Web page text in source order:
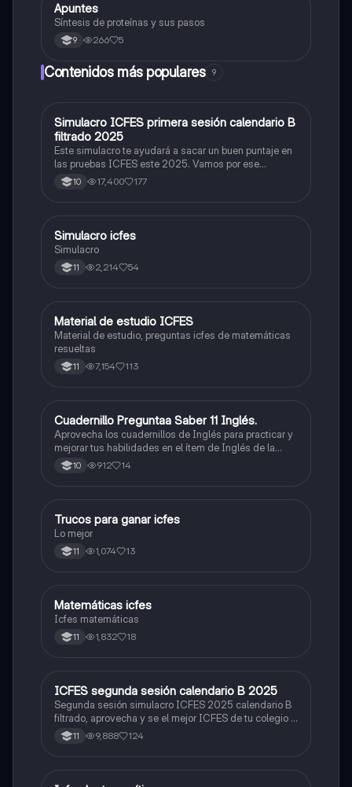
Biologia
Apuntes
Síntesis de proteínas y sus pasos
9 266 5
Contenidos más populares 9
ICFES: Matemáticas
Simulacro ICFES primera sesión calendario B
filtrado 2025
Este simulacro te ayudará a sacar un buen puntaje en
las pruebas ICFES este 2025. Vamos por ese
500/500. Y poder ser admitido en la universidad que
quieras, estudiar la carrera que quieres y no la que te
10 17,400 177
ICFES: Lectura Crítica
Simulacro icfes
Simulacro
11 2,214 54
ICFES: Matemáticas
Material de estudio ICFES
Material de estudio, preguntas icfes de matemáticas
resueltas
11 7,154 113
ICFES: Inglés
Cuadernillo Preguntaa Saber 11 Inglés.
Aprovecha los cuadernillos de Inglés para practicar y
mejorar tus habilidades en el ítem de Inglés de la
Prueba Saber 11. 🫡
10 912 14
Química
Trucos para ganar icfes
Lo mejor
11 1,074 13
ICFES: Matemáticas
Matemáticas icfes
Icfes matemáticas
11 1,832 18
ICFES: Lectura Crítica
ICFES segunda sesión calendario B 2025
Segunda sesión simulacro ICFES 2025 calendario B
filtrado, aprovecha y se el mejor ICFES de tu colegio y
poder ingresar a universidad, y estudiar aquella
carrera con la que tanto sueñas.
11 9,888 124